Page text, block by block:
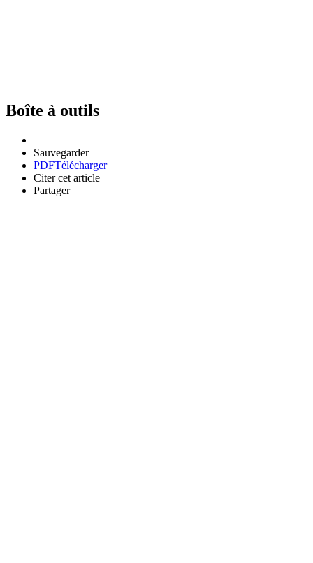
Boîte à outils
Sauvegarder
PDFTélécharger
Citer cet article
Partager